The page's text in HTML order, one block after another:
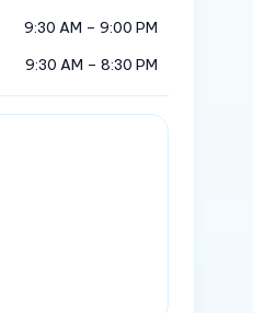
9:30 AM – 9:00 PM
9:30 AM – 8:30 PM